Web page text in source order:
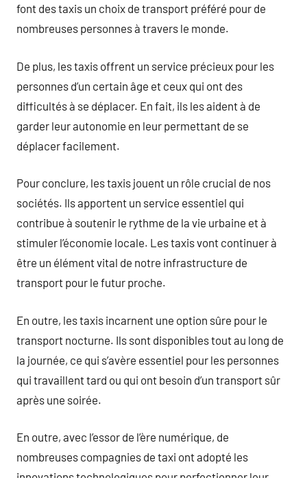
font des taxis un choix de transport préféré pour de
nombreuses personnes à travers le monde.
De plus, les taxis offrent un service précieux pour les
personnes d’un certain âge et ceux qui ont des
difficultés à se déplacer. En fait, ils les aident à de
garder leur autonomie en leur permettant de se
déplacer facilement.
Pour conclure, les taxis jouent un rôle crucial de nos
sociétés. Ils apportent un service essentiel qui
contribue à soutenir le rythme de la vie urbaine et à
stimuler l’économie locale. Les taxis vont continuer à
être un élément vital de notre infrastructure de
transport pour le futur proche.
En outre, les taxis incarnent une option sûre pour le
transport nocturne. Ils sont disponibles tout au long de
la journée, ce qui s’avère essentiel pour les personnes
qui travaillent tard ou qui ont besoin d’un transport sûr
après une soirée.
En outre, avec l’essor de l’ère numérique, de
nombreuses compagnies de taxi ont adopté les